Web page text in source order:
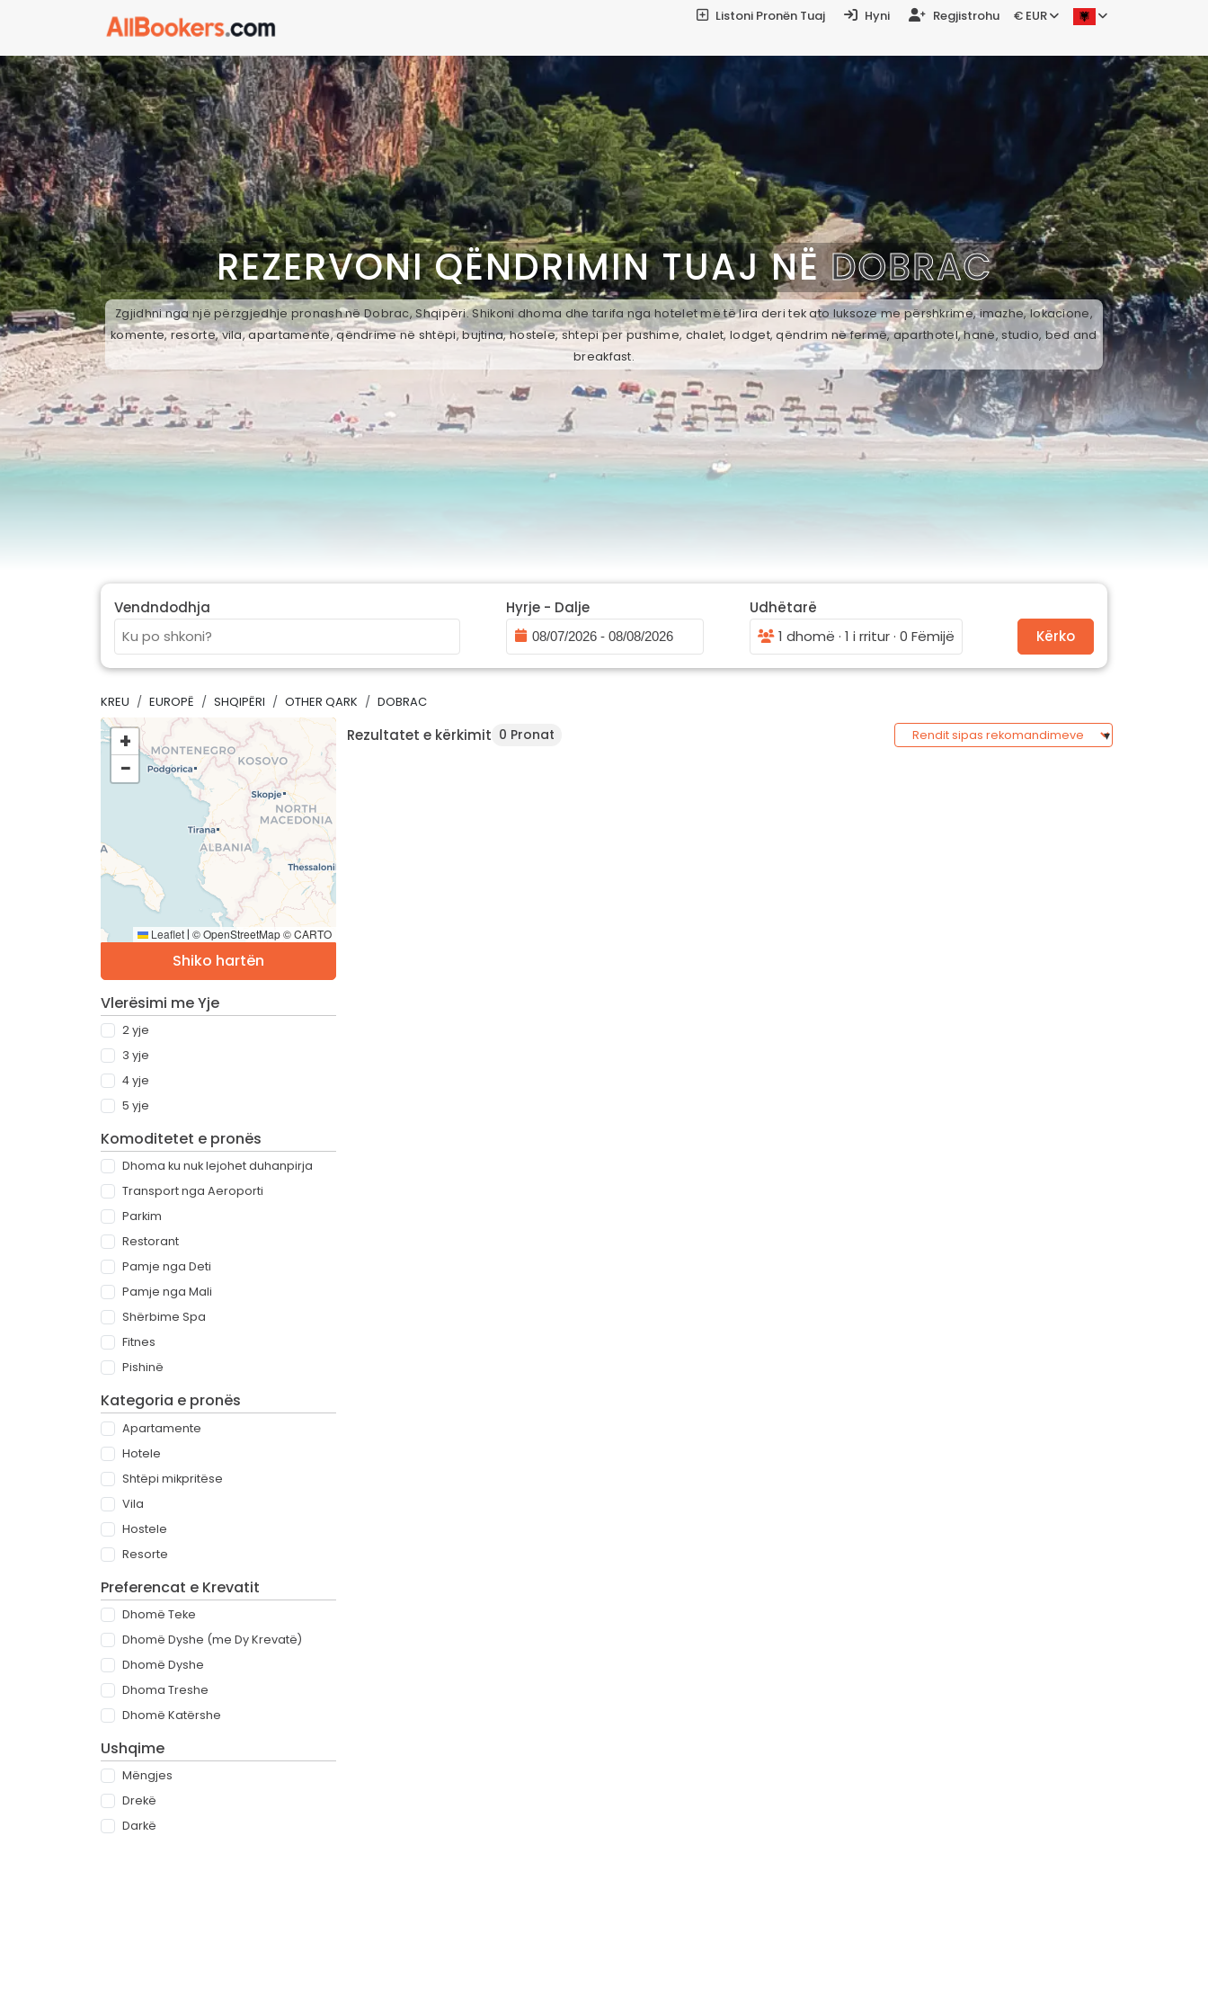
Listoni Pronën Tuaj Hyni Regjistrohu € EUR
REZERVONI QËNDRIMIN TUAJ NËDOBRAC
Zgjidhni nga një përzgjedhje pronash në Dobrac, Shqipëri. Shikoni dhoma dhe tarifa nga hotelet më të lira deri tek ato luksoze me përshkrime, imazhe, lokacione,
komente, resorte, vila, apartamente, qëndrime në shtëpi, bujtina, hostele, shtepi per pushime, chalet, lodget, qëndrim në fermë, aparthotel, hanë, studio, bed and
breakfast.
Vendndodhja Hyrje - Dalje
Udhëtarë
1 dhomë · 1 i rritur · 0 Fëmijë
Kërko
KREU EUROPË SHQIPËRI OTHER QARK DOBRAC
+
−
Leaflet | © OpenStreetMap © CARTO
Shiko hartën
Vlerësimi me Yje
2 yje
3 yje
4 yje
5 yje
Komoditetet e pronës
Dhoma ku nuk lejohet duhanpirja
Transport nga Aeroporti
Parkim
Restorant
Pamje nga Deti
Pamje nga Mali
Shërbime Spa
Fitnes
Pishinë
Kategoria e pronës
Apartamente
Hotele
Shtëpi mikpritëse
Vila
Hostele
Resorte
Preferencat e Krevatit
Dhomë Teke
Dhomë Dyshe (me Dy Krevatë)
Dhomë Dyshe
Dhoma Treshe
Dhomë Katërshe
Ushqime
Mëngjes
Drekë
Darkë
Rezultatet e kërkimit 0 Pronat